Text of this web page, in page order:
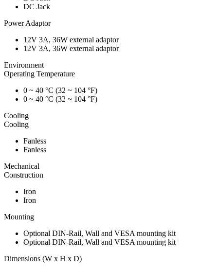
DC Jack
Power Adaptor
12V 3A, 36W external adaptor
12V 3A, 36W external adaptor
Environment
Operating Temperature
0 ~ 40 °C (32 ~ 104 °F)
0 ~ 40 °C (32 ~ 104 °F)
Cooling
Cooling
Fanless
Fanless
Mechanical
Construction
Iron
Iron
Mounting
Optional DIN-Rail, Wall and VESA mounting kit
Optional DIN-Rail, Wall and VESA mounting kit
Dimensions (W x H x D)